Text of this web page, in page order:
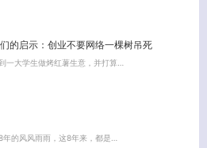
的启示：创业不要网络一棵树吊死
一大学生做烤红薯生意，并打算…
的风风雨雨，这8年来，都是…